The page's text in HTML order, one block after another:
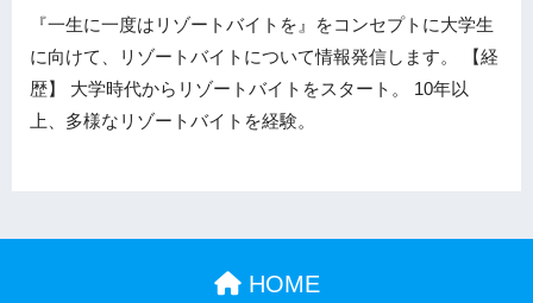
『一生に一度はリゾートバイトを』をコンセプトに大学生
に向けて、リゾートバイトについて情報発信します。 【経
歴】 大学時代からリゾートバイトをスタート。 10年以
上、多様なリゾートバイトを経験。
HOME